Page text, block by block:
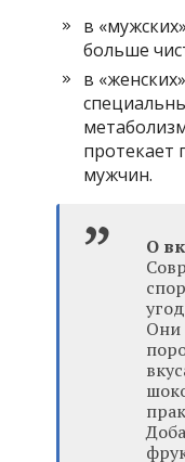
в
больше
в
протекает
мужчин.
О
Они